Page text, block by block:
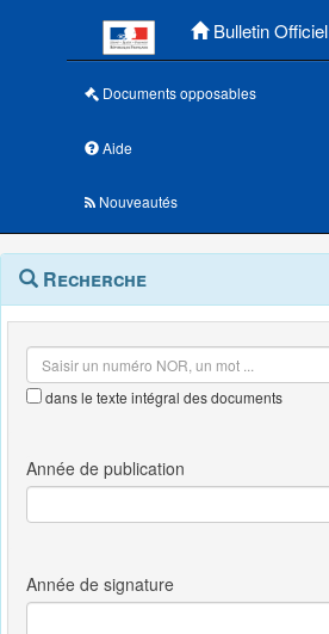
Bulletin Officiel
Documents opposables
Aide
Nouveautés
Navigation
outils
Menu
contextuel
Recherche
dans le texte intégral des documents